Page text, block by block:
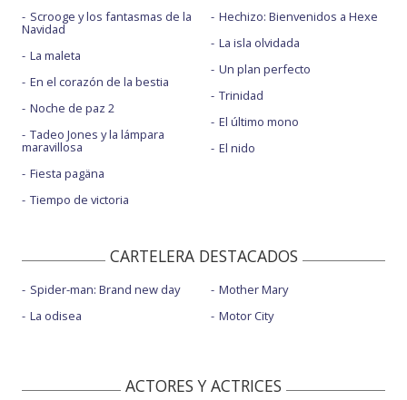
Scrooge y los fantasmas de la
Navidad
La maleta
En el corazón de la bestia
Noche de paz 2
Tadeo Jones y la lámpara
maravillosa
Fiesta pagäna
Tiempo de victoria
Hechizo: Bienvenidos a Hexe
La isla olvidada
Un plan perfecto
Trinidad
El último mono
El nido
CARTELERA DESTACADOS
Spider-man: Brand new day
La odisea
Mother Mary
Motor City
ACTORES Y ACTRICES